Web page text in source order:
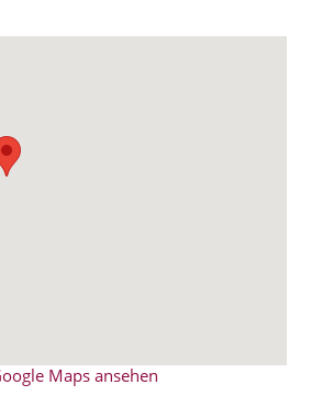
Maps ansehen